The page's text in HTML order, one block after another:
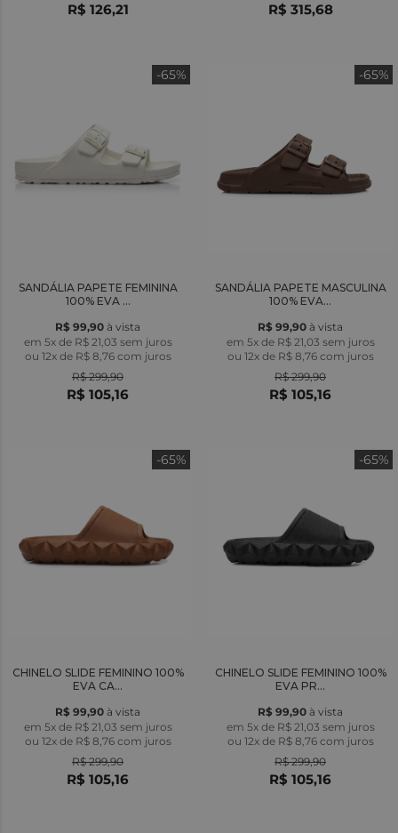
R$ 126,21 R$ 315,68
-65%
SANDÁLIA PAPETE FEMININA
100% EVA ...
R$ 299,90
R$ 105,16
em 5x de R$ 21,03 sem juros
ou 12x de R$ 8,76 com juros
R$ 99,90 à vista
-65%
SANDÁLIA PAPETE MASCULINA
100% EVA...
R$ 299,90
R$ 105,16
em 5x de R$ 21,03 sem juros
ou 12x de R$ 8,76 com juros
R$ 99,90 à vista
-65%
CHINELO SLIDE FEMININO 100%
EVA CA...
R$ 299,90
R$ 105,16
em 5x de R$ 21,03 sem juros
ou 12x de R$ 8,76 com juros
R$ 99,90 à vista
-65%
CHINELO SLIDE FEMININO 100%
EVA PR...
R$ 299,90
R$ 105,16
em 5x de R$ 21,03 sem juros
ou 12x de R$ 8,76 com juros
R$ 99,90 à vista